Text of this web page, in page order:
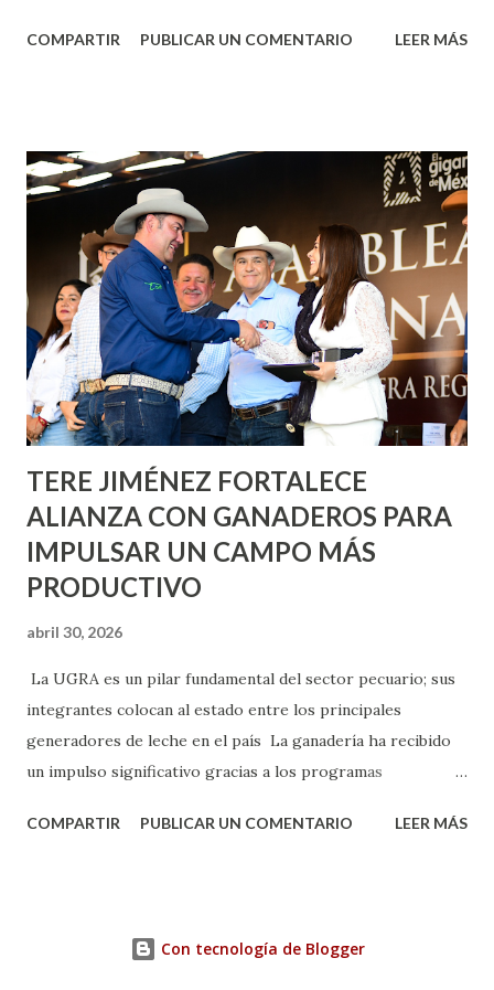
municipal, Leo Montañez dio inicio al programa
Corazón Urbano y el Municipio capital. Leo Montañez
informó que en este programa se usarán cerca de 90 mil
metros cuadrados de pintura, para dar inicio en la calle
Nieto, entre Jesús F. Elizondo y la calle 22 de Octubre, con
lo que se aplicará pintura en 66 casas. Posteriormente se
llevará este programa a Villas de Nuestra Señora de la
Asunción, Avenida Alameda y Decreto 27 de Septiembre, en
los edificios FOVISSSTE Ojo de Agua, en la comunidad
Norias de Paso Hondo y en los edificios de...
COMPARTIR PUBLICAR UN COMENTARIO LEER MÁS
TERE JIMÉNEZ FORTALECE
ALIANZA CON GANADEROS PARA
IMPULSAR UN CAMPO MÁS
PRODUCTIVO
abril 30, 2026
La UGRA es un pilar fundamental del sector pecuario; sus
integrantes colocan al estado entre los principales
generadores de leche en el país La ganadería ha recibido
un impulso significativo gracias a los programas
muestra de su respaldo firme y decidido al campo, la
compromiso de trabajar de la mano con los productores
COMPARTIR PUBLICAR UN COMENTARIO LEER MÁS
Con tecnología de Blogger